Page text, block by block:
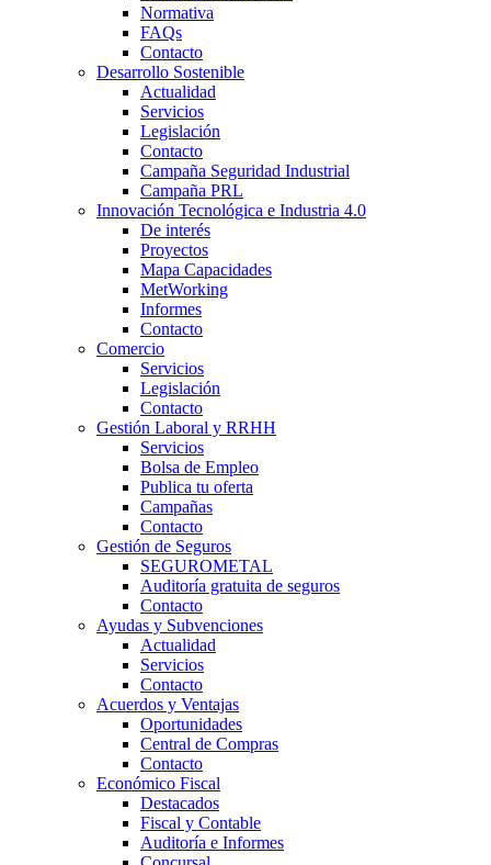
Normativa
FAQs
Contacto
Desarrollo Sostenible
Actualidad
Servicios
Legislación
Contacto
Campaña Seguridad Industrial
Campaña PRL
Innovación Tecnológica e Industria 4.0
De interés
Proyectos
Mapa Capacidades
MetWorking
Informes
Contacto
Comercio
Servicios
Legislación
Contacto
Gestión Laboral y RRHH
Servicios
Bolsa de Empleo
Publica tu oferta
Campañas
Contacto
Gestión de Seguros
SEGUROMETAL
Auditoría gratuita de seguros
Contacto
Ayudas y Subvenciones
Actualidad
Servicios
Contacto
Acuerdos y Ventajas
Oportunidades
Central de Compras
Contacto
Económico Fiscal
Destacados
Fiscal y Contable
Auditoría e Informes